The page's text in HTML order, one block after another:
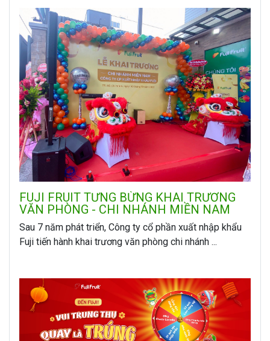
FUJI FRUIT TƯNG BỪNG KHAI TRƯƠNG
VĂN PHÒNG - CHI NHÁNH MIỀN NAM
Sau 7 năm phát triển, Công ty cổ phần xuất nhập khẩu
Fuji tiến hành khai trương văn phòng chi nhánh ...